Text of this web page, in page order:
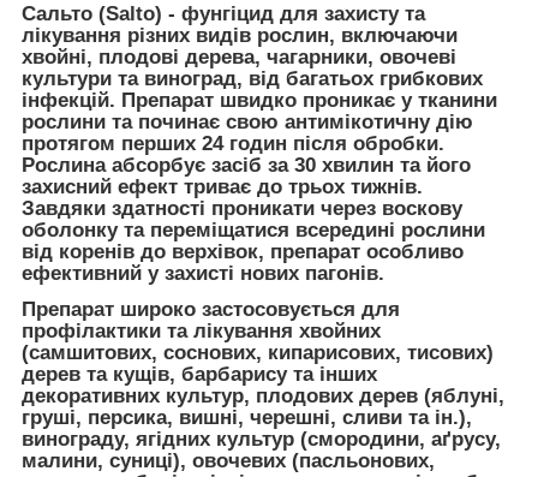
Сальто (Salto) - фунгіцид для захисту та
лікування різних видів рослин, включаючи
хвойні, плодові дерева, чагарники, овочеві
культури та виноград, від багатьох грибкових
інфекцій. Препарат швидко проникає у тканини
рослини та починає свою антимікотичну дію
протягом перших 24 годин після обробки.
Рослина абсорбує засіб за 30 хвилин та його
захисний ефект триває до трьох тижнів.
Завдяки здатності проникати через воскову
оболонку та переміщатися всередині рослини
від коренів до верхівок, препарат особливо
ефективний у захисті нових пагонів.
Препарат широко застосовується для
профілактики та лікування хвойних
(самшитових, соснових, кипарисових, тисових)
дерев та кущів, барбарису та інших
декоративних культур, плодових дерев (яблуні,
груші, персика, вишні, черешні, сливи та ін.),
винограду, ягідних культур (смородини, аґрусу,
малини, суниці), овочевих (пасльонових,